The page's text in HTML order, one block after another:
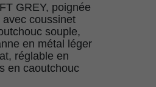
GREY, poignée
coussinet
souple,
en métal léger
réglable en
en caoutchouc